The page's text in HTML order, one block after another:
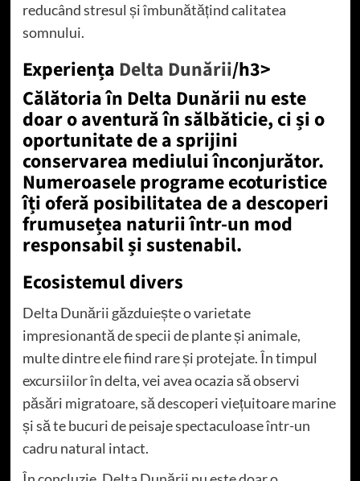
reducând stresul și îmbunătățind calitatea
somnului.
Experiența Delta Dunării/h3>
Călătoria în Delta Dunării nu este
doar o aventură în sălbăticie, ci și o
oportunitate de a sprijini
conservarea mediului înconjurător.
Numeroasele programe ecoturistice
îți oferă posibilitatea de a descoperi
frumusețea naturii într-un mod
responsabil și sustenabil.
Ecosistemul divers
Delta Dunării găzduiește o varietate
impresionantă de specii de plante și animale,
multe dintre ele fiind rare și protejate. În timpul
excursiilor în delta, vei avea ocazia să observi
păsări migratoare, să descoperi viețuitoare marine
și să te bucuri de peisaje spectaculoase într-un
cadru natural intact.